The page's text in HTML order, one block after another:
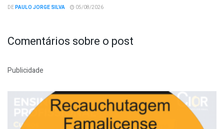
DEPAULO JORGE SILVA 05/08/2026
Comentários sobre o post
Publicidade